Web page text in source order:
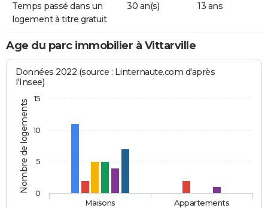
Temps passé dans un
logement à titre gratuit
30 an(s) 13 ans
Age du parc immobilier à Vittarville
Nombre de logements
Données 2022 (source : Linternaute.com d'après
l'Insee)
Maisons Appartements
0
5
10
15